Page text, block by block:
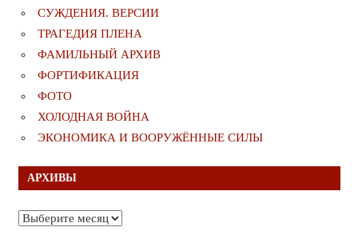
СУЖДЕНИЯ. ВЕРСИИ
ТРАГЕДИЯ ПЛЕНА
ФАМИЛЬНЫЙ АРХИВ
ФОРТИФИКАЦИЯ
ФОТО
ХОЛОДНАЯ ВОЙНА
ЭКОНОМИКА И ВООРУЖЁННЫЕ СИЛЫ
АРХИВЫ
Архивы